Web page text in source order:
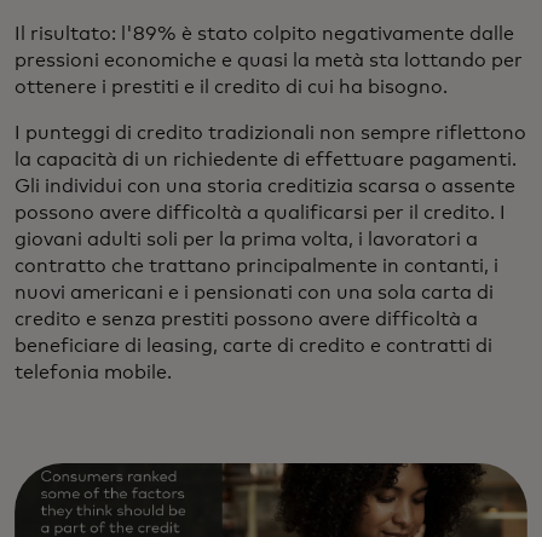
Il risultato: l'89% è stato colpito negativamente dalle
pressioni economiche e quasi la metà sta lottando per
ottenere i prestiti e il credito di cui ha bisogno.
I punteggi di credito tradizionali non sempre riflettono
la capacità di un richiedente di effettuare pagamenti.
Gli individui con una storia creditizia scarsa o assente
possono avere difficoltà a qualificarsi per il credito. I
giovani adulti soli per la prima volta, i lavoratori a
contratto che trattano principalmente in contanti, i
nuovi americani e i pensionati con una sola carta di
credito e senza prestiti possono avere difficoltà a
beneficiare di leasing, carte di credito e contratti di
telefonia mobile.